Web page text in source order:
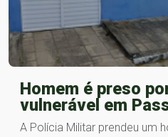
Homem é preso
vulnerável em
A Polícia Militar prendeu um